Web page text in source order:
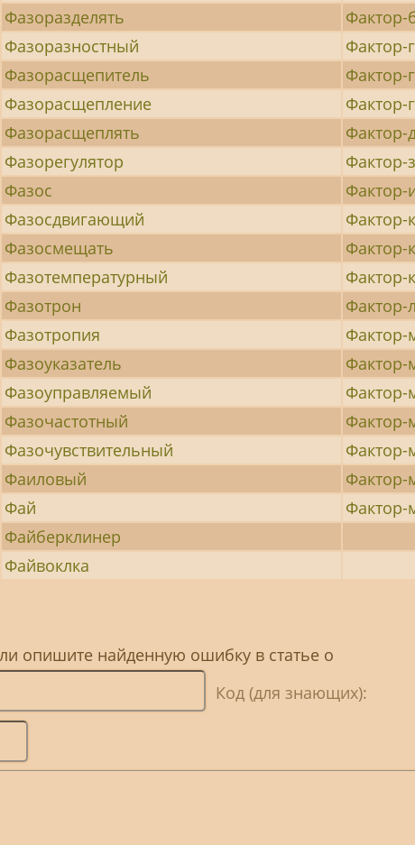
Фазоразделять
Фактор-
Фазоразностный
Фазорасщепитель
Фактор-
Фазорасщепление
Фактор-
Фазорасщеплять
Фактор-
Фазорегулятор
Фактор-
Фазос
Фактор-
Фазосдвигающий
Фактор-
Фазосмещать
Фактор-
Фазотемпературный
Фактор-
Фазотрон
Фактор-
Фазотропия
Фазоуказатель
Фактор-
Фазоуправляемый
Фактор-
Фазочастотный
Фактор-
Фазочувствительный
Фактор-
Фаиловый
Фактор-
Фай
Файберклинер
Файвоклка
опишите найденную ошибку в статье о
Код (для знающих):